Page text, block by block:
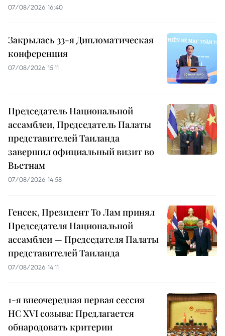
07/08/2026 16:40
Закрылась 33-я Дипломатическая
конференция
07/08/2026 15:11
Председатель Национальной
ассамблеи, Председатель Палаты
представителей Таиланда
завершил официальный визит во
Вьетнам
07/08/2026 14:58
Генсек, Президент То Лам принял
Председателя Национальной
ассамблеи — Председателя Палаты
представителей Таиланда
07/08/2026 14:11
1-я внеочередная первая сессия
НС XVI созыва: Предлагается
обнародовать критерии